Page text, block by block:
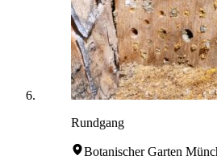
Rundgang
Botanischer Garten